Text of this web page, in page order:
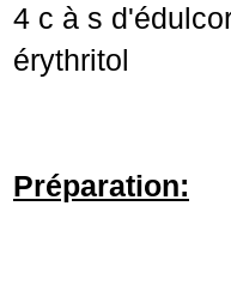
4 c à s
érythritol
Préparation: